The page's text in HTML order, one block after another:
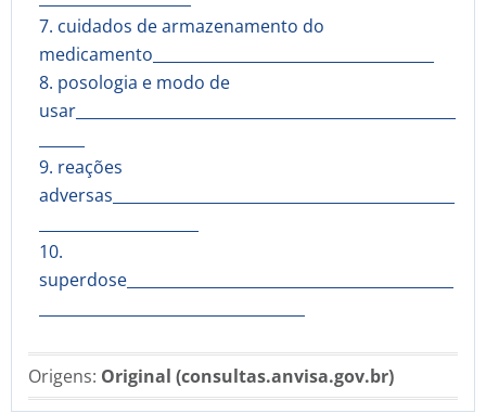
7. cuidados de armazenamento do
medicamento_____________________________________
8. posologia e modo de
usar__________________________________________________
9. reações
adversas_____________________________________________
10.
superdose___________________________________________
Origens: Original (consultas.anvisa.gov.br)